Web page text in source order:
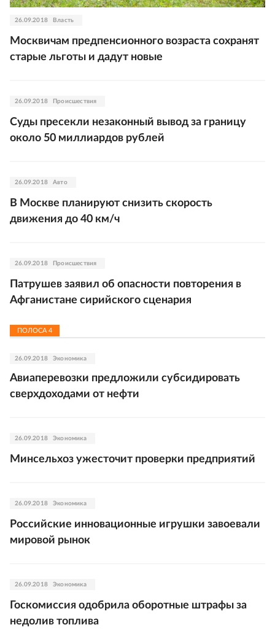
26.09.2018 Власть
Москвичам предпенсионного возраста сохранят
старые льготы и дадут новые
26.09.2018 Происшествия
Суды пресекли незаконный вывод за границу
около 50 миллиардов рублей
26.09.2018 Авто
В Москве планируют снизить скорость
движения до 40 км/ч
26.09.2018 Происшествия
Патрушев заявил об опасности повторения в
Афганистане сирийского сценария
ПОЛОСА 4
26.09.2018 Экономика
Авиаперевозки предложили субсидировать
сверхдоходами от нефти
26.09.2018 Экономика
Минсельхоз ужесточит проверки предприятий
26.09.2018 Экономика
Российские инновационные игрушки завоевали
мировой рынок
26.09.2018 Экономика
Госкомиссия одобрила оборотные штрафы за
недолив топлива